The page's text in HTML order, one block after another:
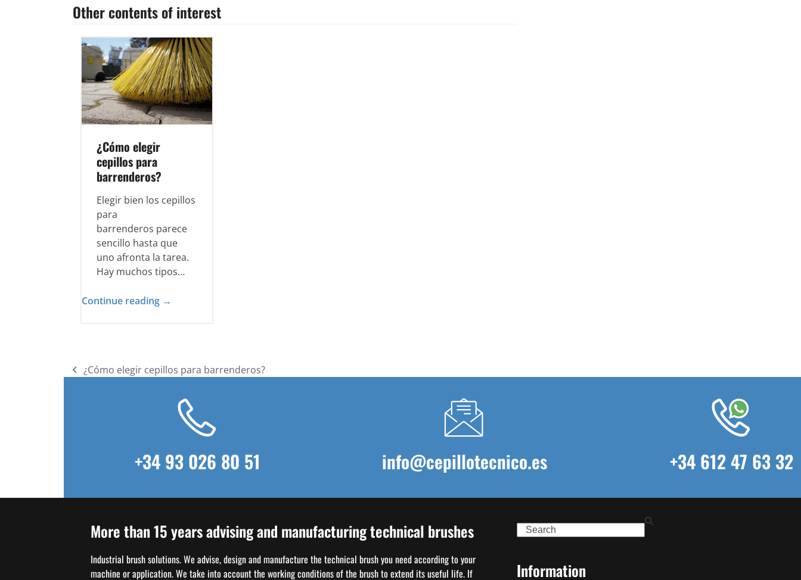
Other contents of interest
¿Cómo elegir
cepillos para
barrenderos?
Elegir bien los cepillos
para
barrenderos parece
sencillo hasta que
uno afronta la tarea.
Hay muchos tipos…
Continue reading →
previous
¿Cómo elegir cepillos para barrenderos?
+34 93 026 80 51 info@cepillotecnico.es +34 612 47 63 32
More than 15 years advising and manufacturing technical brushes
Industrial brush solutions. We advise, design and manufacture the technical brush you need according to your
machine or application. We take into account the working conditions of the brush to extend its useful life. If
Search
Information